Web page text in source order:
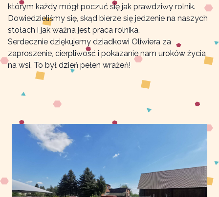
którym każdy mógł poczuć się jak prawdziwy rolnik.
Dowiedzieliśmy się, skąd bierze się jedzenie na naszych
stołach i jak ważna jest praca rolnika.
Serdecznie dziękujemy dziadkowi Oliwiera za
zaproszenie, cierpliwość i pokazanie nam uroków życia
na wsi. To był dzień pełen wrażeń!